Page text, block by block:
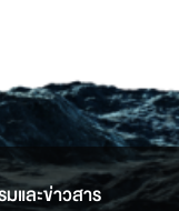
และข่าวสาร